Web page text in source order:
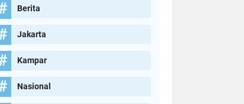
Berita
Jakarta
Kampar
Nasional